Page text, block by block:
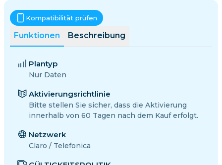
Funktionen Beschreibung
Kompatibilität prüfen
Plantyp
Nur Daten
Aktivierungsrichtlinie
Bitte stellen Sie sicher, dass die Aktivierung
innerhalb von 60 Tagen nach dem Kauf erfolgt.
Netzwerk
Claro / Telefonica